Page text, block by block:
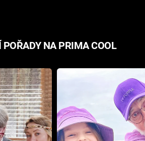
POŘADY NA PRIMA COOL